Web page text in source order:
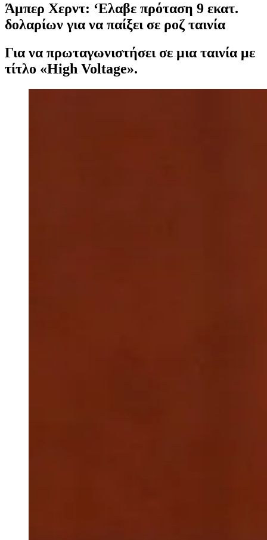
Άμπερ Χερντ: ‘Ελαβε πρόταση 9 εκατ.
δολαρίων για να παίξει σε ροζ ταινία
Για να πρωταγωνιστήσει σε μια ταινία με
τίτλο «High Voltage».